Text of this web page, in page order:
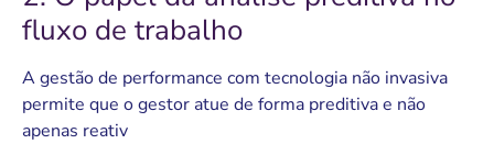
fluxo de trabalho
A gestão de performance com tecnologia não invasiva
permite que o gestor atue de forma preditiva e não
apenas reativ